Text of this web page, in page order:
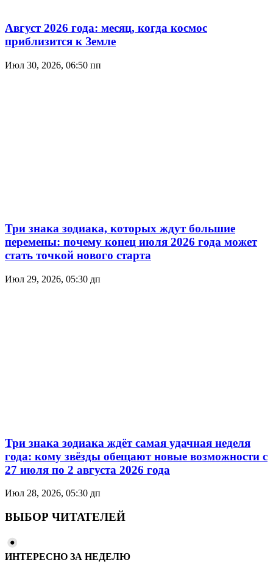
Август 2026 года: месяц, когда космос
приблизится к Земле
Июл 30, 2026, 06:50 пп
Три знака зодиака, которых ждут большие
перемены: почему конец июля 2026 года может
стать точкой нового старта
Июл 29, 2026, 05:30 дп
Три знака зодиака ждёт самая удачная неделя
года: кому звёзды обещают новые возможности с
27 июля по 2 августа 2026 года
Июл 28, 2026, 05:30 дп
ВЫБОР ЧИТАТЕЛЕЙ
ИНТЕРЕСНО ЗА НЕДЕЛЮ